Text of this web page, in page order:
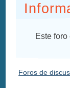
Este
Foros de